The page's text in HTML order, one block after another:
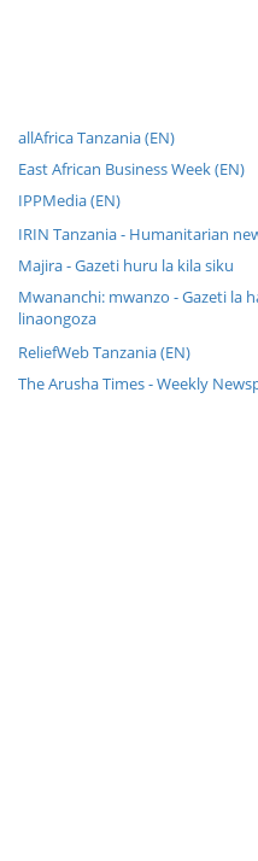
allAfrica Tanzania (EN)
East African Business Week (EN)
IPPMedia (EN)
IRIN Tanzania - Humanitarian
Majira - Gazeti huru la kila siku
Mwananchi: mwanzo - Gazeti la
linaongoza
ReliefWeb Tanzania (EN)
The Arusha Times - Weekly